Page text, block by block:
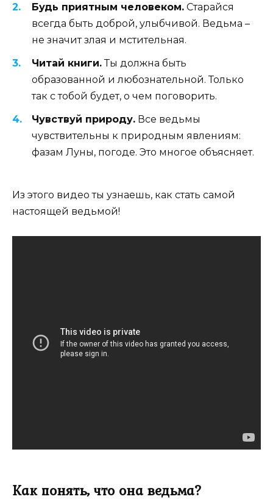
Будь приятным человеком. Старайся
всегда быть доброй, улыбчивой. Ведьма –
не значит злая и мстительная.
Читай книги.Ты должна быть
образованной и любознательной. Только
так с тобой будет, о чем поговорить.
Чувствуй природу. Все ведьмы
чувствительны к природным явлениям:
фазам Луны, погоде. Это многое объясняет.
Из этого видео ты узнаешь, как стать самой
настоящей ведьмой!
Как понять, что она ведьма?